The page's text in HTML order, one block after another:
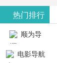
热门排行
顺为导
航-办公运营
电影导航